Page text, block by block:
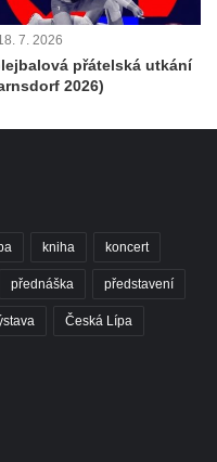
7. 2026
přátelská utkání
2026)
kniha koncert
přednáška představení
Česká Lípa